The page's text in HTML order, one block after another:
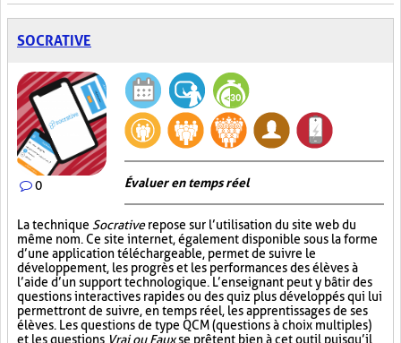
SOCRATIVE
0 Évaluer en temps réel
La technique Socrativerepose sur l’utilisation du site web du
même nom. Ce site internet, également disponible sous la forme
d’une application téléchargeable, permet de suivre le
développement, les progrès et les performances des élèves à
l’aide d’un support technologique. L’enseignant peut y bâtir des
questions interactives rapides ou des quiz plus développés qui lui
permettront de suivre, en temps réel, les apprentissages de ses
élèves. Les questions de type QCM (questions à choix multiples)
et les questions Vrai ou Fauxse prêtent bien à cet outil puisqu’il